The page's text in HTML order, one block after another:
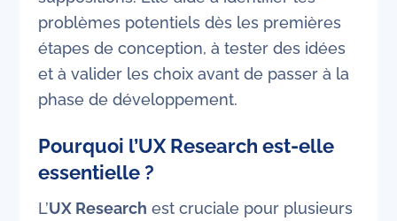
problèmes potentiels dès les premières
étapes de conception, à tester des idées
et à valider les choix avant de passer à la
phase de développement.
Pourquoi l’UX Research est-elle
essentielle ?
L’UX Research est cruciale pour plusieurs